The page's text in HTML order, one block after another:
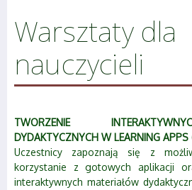
Warsztaty dla
nauczycieli
TWORZENIE
DYDAKTYCZNYCH W LEARNING
Uczestnicy zapoznają się z
korzystanie z gotowych aplikacji
interaktywnych materiałów